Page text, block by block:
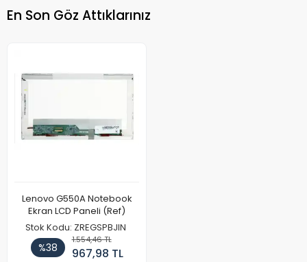
En Son Göz Attıklarınız
Lenovo G550A Notebook
Ekran LCD Paneli (Ref)
Stok Kodu: ZREGSPBJIN
%38
1.554,46 TL
967,98 TL